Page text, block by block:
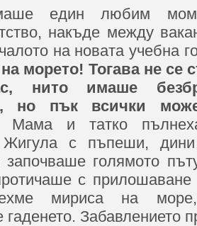
един любим
накъде между
на новата учебна
морето! Тогава не се
нито имаше
но пък всички
Мама и татко
Жигула с пъпеши,
започваше голямото
с
мириса на
гаденето. Забавлението